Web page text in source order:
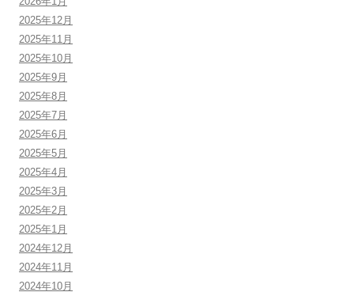
2025年12月
2025年11月
2025年10月
2025年9月
2025年8月
2025年7月
2025年6月
2025年5月
2025年4月
2025年3月
2025年2月
2025年1月
2024年12月
2024年11月
2024年10月